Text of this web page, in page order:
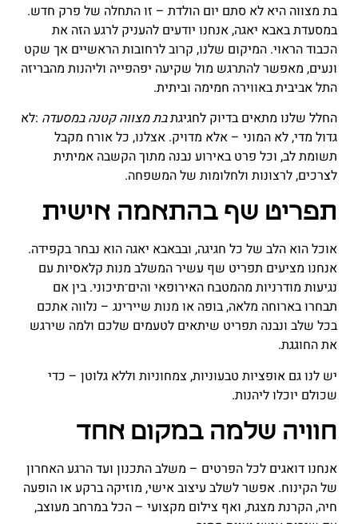
בת מצווה היא לא סתם יום הולדת – זו התחלה של פרק חדש.
במסעדת באבא יאגה, אנחנו יודעים להעניק לרגע הזה את
הכבוד הראוי. המיקום שלנו, קרוב לרחובות הראשיים אך שקט
ונעים, מאפשר להתרגש מול שקיעה יפהפייה וליהנות מהבריזה
התל אביבית באווירה חמימה וביתית.
החלל שלנו מתאים בדיוק לחגיגתבת מצווה קטנה במסעדה :לא
גדול מדי, לא המוני – אלא מדויק. אצלנו, כל אורח מקבל
תשומת לב, וכל פרט באירוע נבנה מתוך הקשבה אמיתית
לצרכים, לרצונות ולחלומות של המשפחה.
תפריט שף בהתאמה אישית
אוכל הוא הלב של כל חגיגה, ובבאבא יאגה הוא נבחר בקפידה.
אנחנו מציעים תפריט שף עשיר המשלב מנות קלאסיות עם
נגיעות מודרניות מהמטבח האירופאי והים־תיכוני. בין אם
תבחרו בארוחה מלאה, בופה או מנות שיירינג – נלווה אתכם
בכל שלב ונבנה תפריט שיתאים לטעמים שלכם ולמה שירגש
את החוגגת.
יש לנו גם אופציות טבעוניות, צמחוניות וללא גלוטן – כדי
שכולם יוכלו ליהנות.
חוויה שלמה במקום אחד
אנחנו דואגים לכל הפרטים – משלב התכנון ועד הרגע האחרון
של הקינוח. אפשר לשלב עיצוב אישי, מוזיקה ברקע או הופעה
חיה, הקרנת מצגת, ואף צילום מקצועי – הכל במרחב מעוצב,